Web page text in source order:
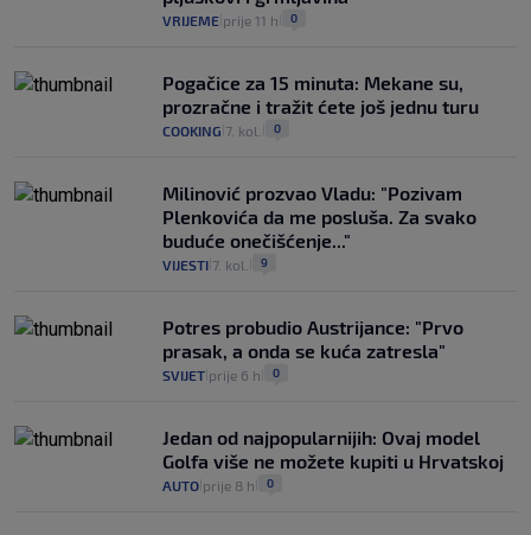
VRIJEME prije 11 h 0
Pogačice za 15 minuta: Mekane su,
prozračne i tražit ćete još jednu turu
COOKING 7. kol. 0
Milinović prozvao Vladu: "Pozivam
Plenkovića da me posluša. Za svako
buduće onečišćenje..."
VIJESTI 7. kol. 9
Potres probudio Austrijance: "Prvo
prasak, a onda se kuća zatresla"
SVIJET prije 6 h 0
Jedan od najpopularnijih: Ovaj model
Golfa više ne možete kupiti u Hrvatskoj
AUTO prije 8 h 0